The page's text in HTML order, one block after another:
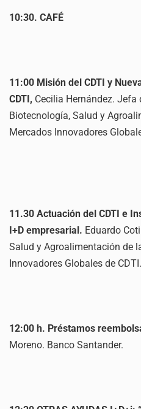
10:30. CAFÉ
11:00 Misión del CDTI y
CDTI, Cecilia Hernández. Jefa
Biotecnología, Salud y
Mercados Innovadores
11.30 Actuación del CDTI e
I+D empresarial. Eduardo
Salud y Agroalimentación de
Innovadores Globales de CDTI.
12:00 h. Préstamos
Moreno. Banco Santander.